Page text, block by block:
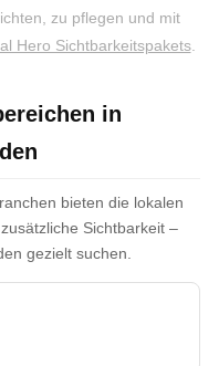
zu pflegen und mit
Hero Sichtbarkeitspakets.
in
bieten die lokalen
Sichtbarkeit –
gezielt suchen.